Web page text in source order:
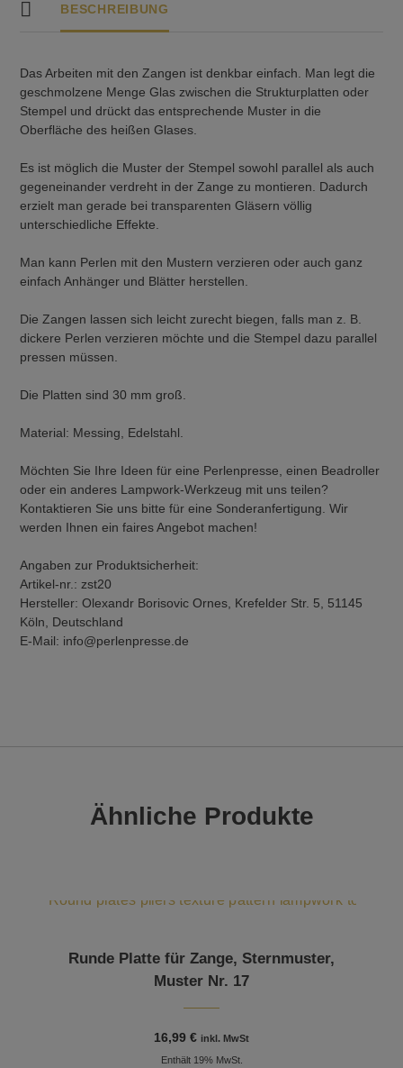
BESCHREIBUNG
Das Arbeiten mit den Zangen ist denkbar einfach. Man legt die
geschmolzene Menge Glas zwischen die Strukturplatten oder
Stempel und drückt das entsprechende Muster in die
Oberfläche des heißen Glases.
Es ist möglich die Muster der Stempel sowohl parallel als auch
gegeneinander verdreht in der Zange zu montieren. Dadurch
erzielt man gerade bei transparenten Gläsern völlig
unterschiedliche Effekte.
Man kann Perlen mit den Mustern verzieren oder auch ganz
einfach Anhänger und Blätter herstellen.
Die Zangen lassen sich leicht zurecht biegen, falls man z. B.
dickere Perlen verzieren möchte und die Stempel dazu parallel
pressen müssen.
Die Platten sind 30 mm groß.
Material: Messing, Edelstahl.
Möchten Sie Ihre Ideen für eine Perlenpresse, einen Beadroller
oder ein anderes Lampwork-Werkzeug mit uns teilen?
Kontaktieren Sie uns bitte für eine Sonderanfertigung. Wir
werden Ihnen ein faires Angebot machen!
Angaben zur Produktsicherheit:
Artikel-nr.: zst20
Hersteller: Olexandr Borisovic Ornes, Krefelder Str. 5, 51145
Köln, Deutschland
E-Mail: info@perlenpresse.de
Ähnliche Produkte
Runde Platte für Zange, Sternmuster,
Muster Nr. 17
16,99€ inkl. MwSt
Enthält 19% MwSt.